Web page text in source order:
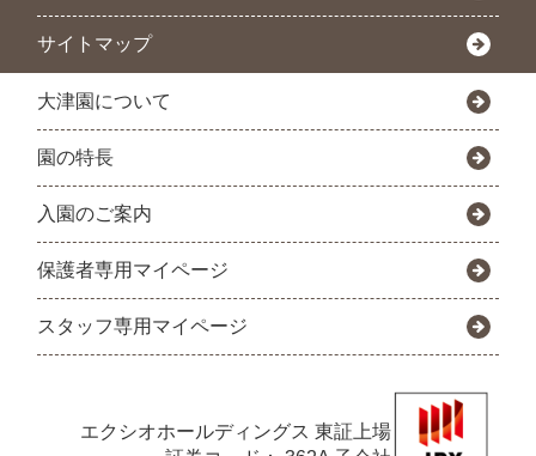
サイトマップ
大津園について
園の特長
入園のご案内
保護者専用マイページ
スタッフ専用マイページ
エクシオホールディングス 東証上場